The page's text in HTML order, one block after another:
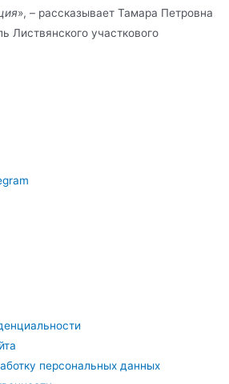
», – рассказывает Тамара Петровна
Листвянского участкового
персональных данных